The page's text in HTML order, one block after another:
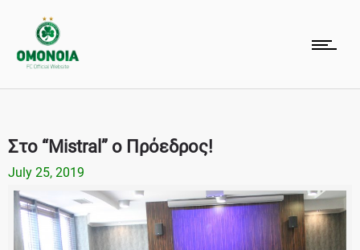
Στο “Mistral” ο Πρόεδρος!
July 25, 2019